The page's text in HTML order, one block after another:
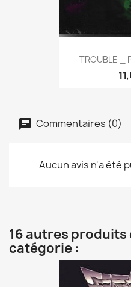
TROUBLE _
Commentaires (0)
Aucun avis n'a été
16 autres produits
catégorie :